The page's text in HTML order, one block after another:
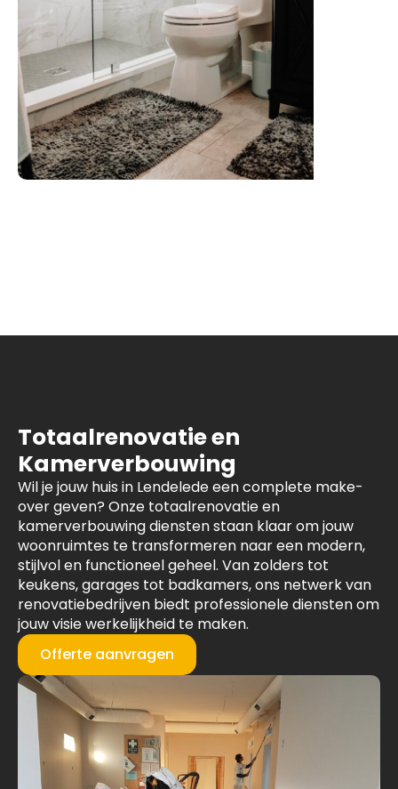
Totaalrenovatie en
Kamerverbouwing
Wil je jouw huis in Lendelede een complete make-
over geven? Onze totaalrenovatie en
kamerverbouwing diensten staan klaar om jouw
woonruimtes te transformeren naar een modern,
stijlvol en functioneel geheel. Van zolders tot
keukens, garages tot badkamers, ons netwerk van
renovatiebedrijven biedt professionele diensten om
jouw visie werkelijkheid te maken.
Offerte aanvragen